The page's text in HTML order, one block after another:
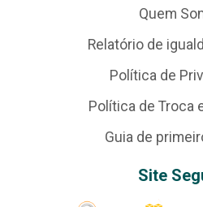
Quem
Relatório de
Política de
Política de Troca
Guia de
Site